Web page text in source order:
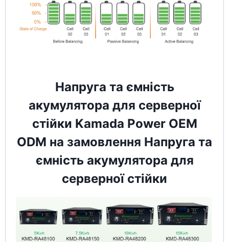
Напруга та ємність
акумулятора для серверної
стійки Kamada Power OEM
ODM на замовлення Напруга та
ємність акумулятора для
серверної стійки